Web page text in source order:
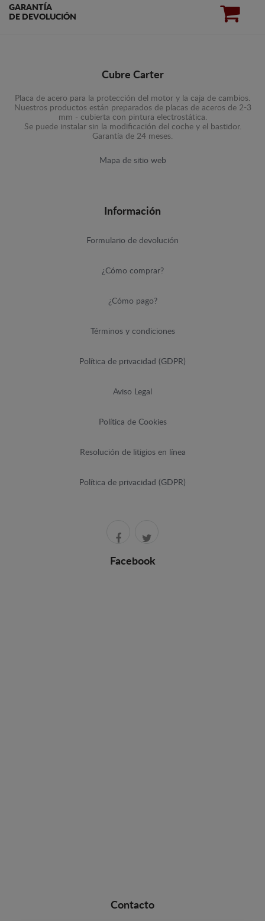
GARANTÍA
DE DEVOLUCIÓN
Cubre Carter
Placa de acero para la protección del motor y la caja de cambios.
Nuestros productos están preparados de placas de aceros de 2-3
mm - cubierta con pintura electrostática.
Se puede instalar sin la modificación del coche y el bastidor.
Garantía de 24 meses.
Mapa de sitio web
Información
Formulario de devolución
¿Cómo comprar?
¿Cómo pago?
Términos y condiciones
Política de privacidad (GDPR)
Aviso Legal
Política de Cookies
Resolución de litigios en línea
Política de privacidad (GDPR)
Facebook
Contacto